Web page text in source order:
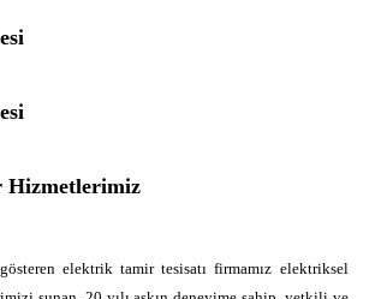
elektrik tamir tesisatı firmamız elektriksel